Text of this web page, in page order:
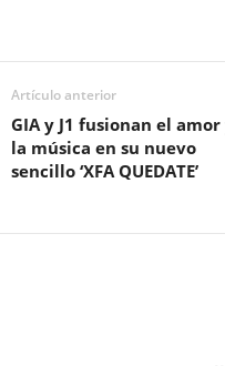
Artículo anterior
GIA y J1 fusionan el amor
la música en su nuevo
sencillo ‘XFA QUEDATE’